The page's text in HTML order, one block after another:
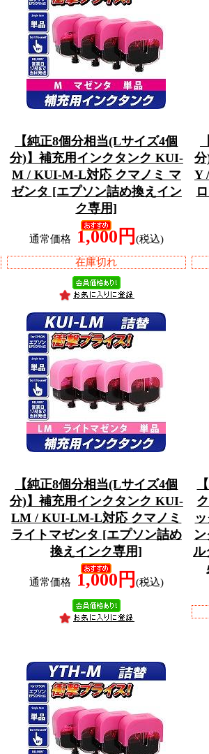
【純正8個分相当(Lサイズ4個
分)】補充用インクタンク KUI-
M / KUI-M-L対応 クマノミ マ
ゼンタ [エプソン詰め換えイン
ク専用]
通常価格 1,000円 (税込)
在庫切れ
Y
【純正8個分相当(Lサイズ4個
分)】補充用インクタンク KUI-
LM / KUI-LM-L対応 クマノミ
ライトマゼンタ [エプソン詰め
換えインク専用]
通常価格 1,000円 (税込)
ル